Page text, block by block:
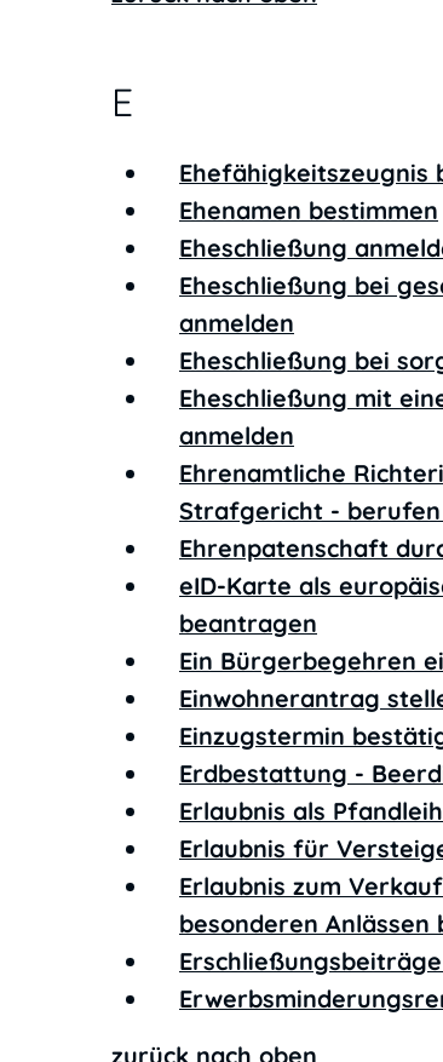
E
Ehefähigkeitszeugnis
Ehenamen bestimmen
Eheschließung
Eheschließung bei
anmelden
Eheschließung bei
Eheschließung mit
anmelden
Ehrenamtliche
Strafgericht -
Ehrenpatenschaft
eID-Karte als
beantragen
Ein Bürgerbegehren
Einwohnerantrag
Einzugstermin
Erdbestattung -
Erlaubnis als
Erlaubnis für
Erlaubnis zum
besonderen Anlässen
zurück nach oben